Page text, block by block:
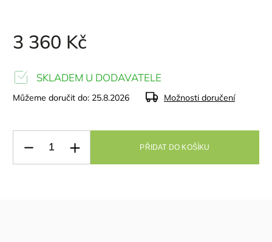
3 360 Kč
SKLADEM U DODAVATELE
Můžeme doručit do: 25.8.2026 Možnosti doručení
PŘIDAT DO KOŠÍKU